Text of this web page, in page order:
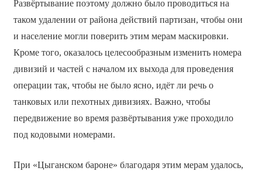
Развёртывание поэтому должно было проводиться на
таком удалении от района действий партизан, чтобы они
и население могли поверить этим мерам маскировки.
Кроме того, оказалось целесообразным изменить номера
дивизий и частей с началом их выхода для проведения
операции так, чтобы не было ясно, идёт ли речь о
танковых или пехотных дивизиях. Важно, чтобы
передвижение во время развёртывания уже проходило
под кодовыми номерами.
При «Цыганском бароне» благодаря этим мерам удалось,